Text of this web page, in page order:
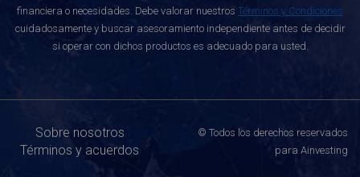
financiera o necesidades. Debe valorar nuestros Términos y Condiciones
cuidadosamente y buscar asesoramiento independiente antes de decidir
si operar con dichos productos es adecuado para usted.
Sobre nosotros
Términos y acuerdos
© Todos los derechos reservados
para Ainvesting